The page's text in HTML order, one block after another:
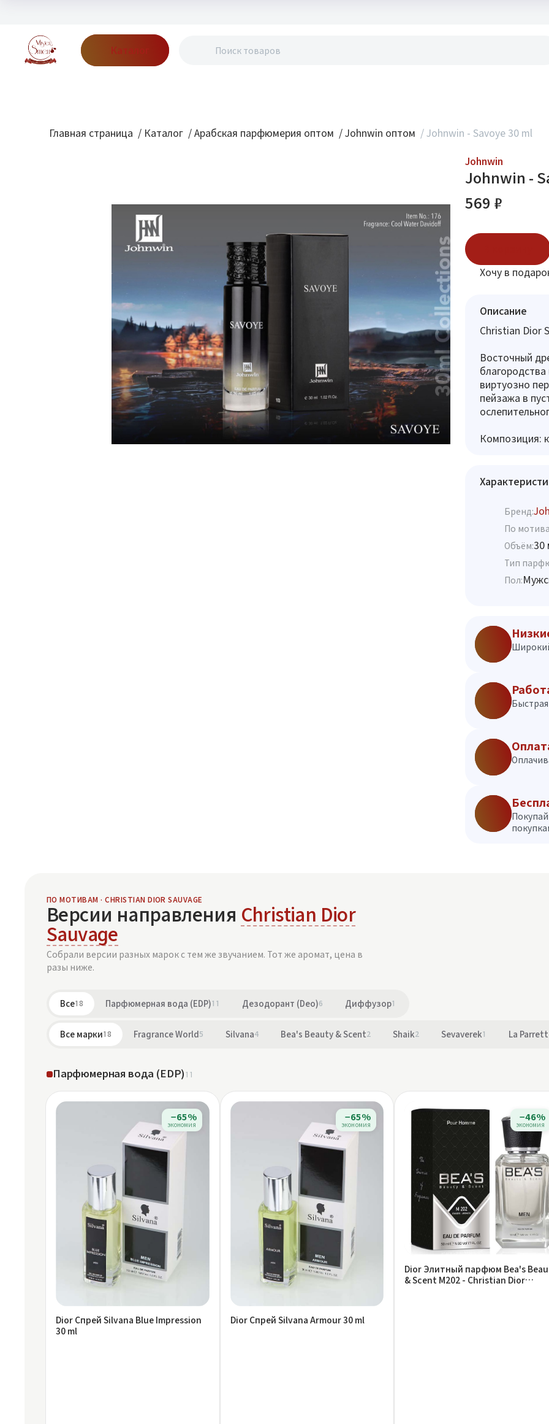
Каталог
Главная страница / Каталог / Арабская парфюмерия оптом / Johnwin оптом / Johnwin - Savoye 30 ml
Johnwin
Johnwin -
569 ₽
Хочу в
Описание
Christian Dior
Восточный
виртуозно
пейзажа в
Композиция:
Бренд:
По
Объём:30
Тип
Пол:
ПО МОТИВАМ · CHRISTIAN DIOR SAUVAGE
Версии направления Christian Dior
Sauvage
Собрали версии разных марок с тем же звучанием. Тот же аромат, цена в
разы ниже.
Все18 Парфюмерная вода (EDP)11 Дезодорант (Deo)6 Диффузор1
Все марки18 Fragrance World 5 Silvana4 Bea's Beauty & Scent2 Shaik2 Sevaverek1 La
Парфюмерная вода (EDP)11
−65%
экономия
Dior Спрей Silvana Blue Impression
30 ml
−65%
экономия
Dior Спрей Silvana Armour 30 ml
−46%
экономия
Dior Элитный парфюм Bea's
& Scent M202 - Christian Dior